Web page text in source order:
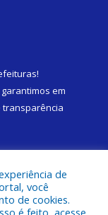
!
em
transparência
de
você
de cookies.
é feito, acesse